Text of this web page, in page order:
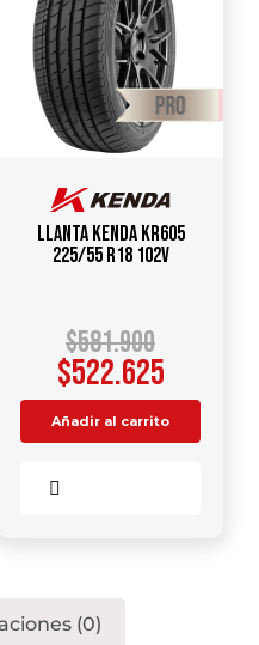
Llanta KENDA KR605
225/55 R18 102V
$581.900
$522.625
Añadir al carrito
(0)